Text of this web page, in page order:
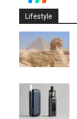
Lifestyle